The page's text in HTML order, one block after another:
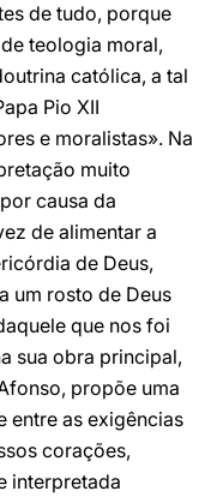
de tudo, porque
teologia moral,
católica, a tal
Pio XII
e moralistas». Na
muito
causa da
de alimentar a
de Deus,
um rosto de Deus
que nos foi
sua obra principal,
propõe uma
entre as exigências
corações,
interpretada